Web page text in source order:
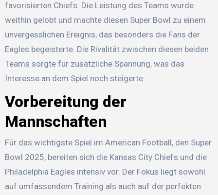
favorisierten Chiefs. Die Leistung des Teams wurde
weithin gelobt und machte diesen Super Bowl zu einem
unvergesslichen Ereignis, das besonders die Fans der
Eagles begeisterte. Die Rivalität zwischen diesen beiden
Teams sorgte für zusätzliche Spannung, was das
Interesse an dem Spiel noch steigerte.
Vorbereitung der
Mannschaften
Für das wichtigste Spiel im American Football, den Super
Bowl 2025, bereiten sich die Kansas City Chiefs und die
Philadelphia Eagles intensiv vor. Der Fokus liegt sowohl
auf umfassendem Training als auch auf der perfekten